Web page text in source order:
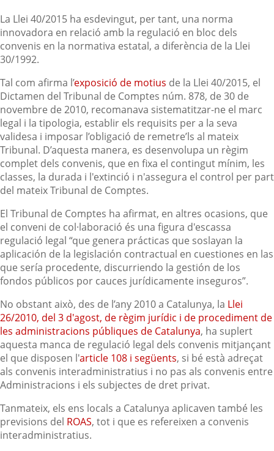
La Llei 40/2015 ha esdevingut, per tant, una norma
innovadora en relació amb la regulació en bloc dels
convenis en la normativa estatal, a diferència de la Llei
30/1992.
Tal com afirma l’exposició de motius de la Llei 40/2015, el
Dictamen del Tribunal de Comptes núm. 878, de 30 de
novembre de 2010, recomanava sistematitzar-ne el marc
legal i la tipologia, establir els requisits per a la seva
validesa i imposar l’obligació de remetre’ls al mateix
Tribunal. D’aquesta manera, es desenvolupa un règim
complet dels convenis, que en fixa el contingut mínim, les
classes, la durada i l'extinció i n'assegura el control per part
del mateix Tribunal de Comptes.
El Tribunal de Comptes ha afirmat, en altres ocasions, que
el conveni de col·laboració és una figura d'escassa
regulació legal “que genera prácticas que soslayan la
aplicación de la legislación contractual en cuestiones en las
que sería procedente, discurriendo la gestión de los
fondos públicos por cauces jurídicamente inseguros”.
No obstant això, des de l’any 2010 a Catalunya, la Llei
26/2010, del 3 d'agost, de règim jurídic i de procediment de
les administracions públiques de Catalunya, ha suplert
aquesta manca de regulació legal dels convenis mitjançant
el que disposen l'article 108 i següents, si bé està adreçat
als convenis interadministratius i no pas als convenis entre
Administracions i els subjectes de dret privat.
Tanmateix, els ens locals a Catalunya aplicaven també les
previsions del ROAS, tot i que es refereixen a convenis
interadministratius.